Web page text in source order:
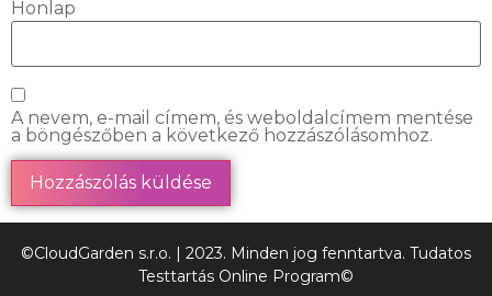
Honlap
A nevem, e-mail címem, és weboldalcímem mentése
a böngészőben a következő hozzászólásomhoz.
©CloudGarden s.r.o. | 2023. Minden jog fenntartva. Tudatos
Testtartás Online Program©